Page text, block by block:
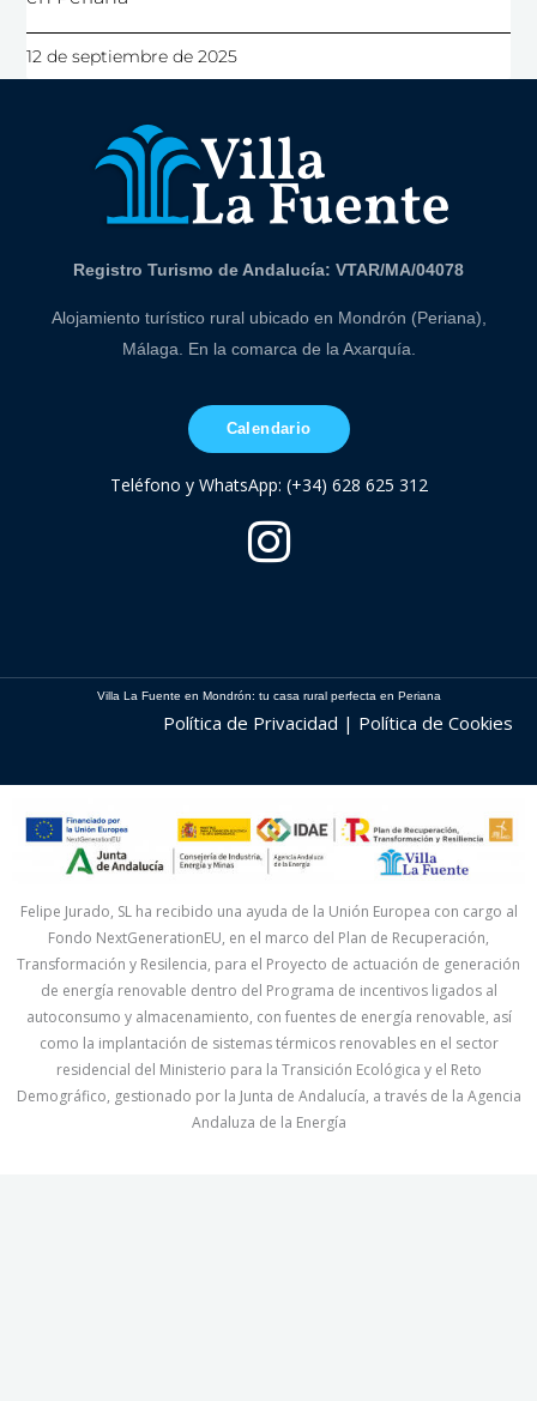
12 de septiembre de 2025
Registro Turismo de Andalucía: VTAR/MA/04078
Alojamiento turístico rural ubicado en Mondrón (Periana),
Málaga. En la comarca de la Axarquía.
Calendario
Teléfono y WhatsApp: (+34) 628 625 312
Villa La Fuente en Mondrón: tu casa rural perfecta en Periana
Política de Privacidad | Política de Cookies
Felipe Jurado, SL ha recibido una ayuda de la Unión Europea con cargo al
Fondo NextGenerationEU, en el marco del Plan de Recuperación,
Transformación y Resilencia, para el Proyecto de actuación de generación
de energía renovable dentro del Programa de incentivos ligados al
autoconsumo y almacenamiento, con fuentes de energía renovable, así
como la implantación de sistemas térmicos renovables en el sector
residencial del Ministerio para la Transición Ecológica y el Reto
Demográfico, gestionado por la Junta de Andalucía, a través de la Agencia
Andaluza de la Energía